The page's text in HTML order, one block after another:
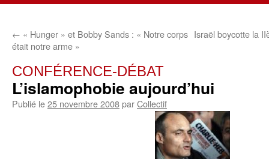
← « Hunger » et Bobby Sands : « Notre corps
était notre arme »
Israël boycotte la
CONFÉRENCE-DÉBAT
L’islamophobie aujourd’hui
Publié le25 novembre 2008parCollectif